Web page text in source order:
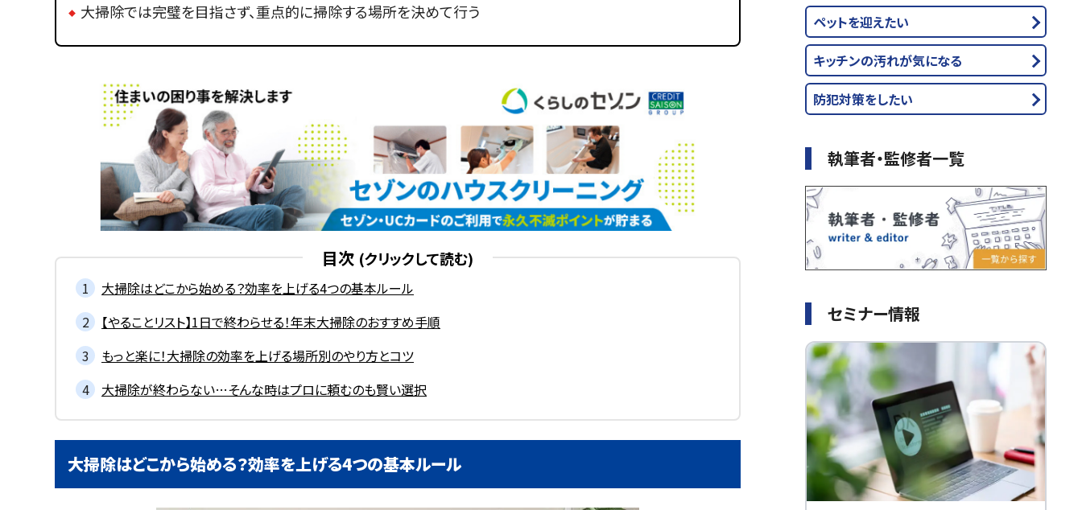
大掃除では完璧を目指さず、重点的に掃除する場所を決めて行う
目次
大掃除はどこから始める？効率を上げる4つの基本ルール
【やることリスト】1日で終わらせる！年末大掃除のおすすめ手順
もっと楽に！大掃除の効率を上げる場所別のやり方とコツ
大掃除が終わらない…そんな時はプロに頼むのも賢い選択
大掃除はどこから始める？効率を上げる4つの基本ルール
ペットを迎えたい
キッチンの汚れが気になる
防犯対策をしたい
執筆者・監修者一覧
セミナー情報